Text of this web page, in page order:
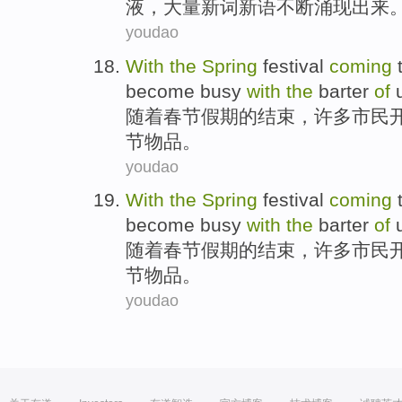
液 ， 大量新词 新语不断涌现出来
youdao
With the Spring festival coming
become busy with the barter of
随着春节假期的结束 ， 许多市民
节物品 。
youdao
With the Spring festival coming
become busy with the barter of
随着春节假期的结束 ， 许多市民
节物品。
youdao